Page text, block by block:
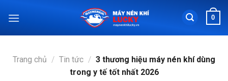
đến
0
Trang chủ / Tin tức / 3 thương hiệu máy nén khí dùng
trong y tế tốt nhất 2026